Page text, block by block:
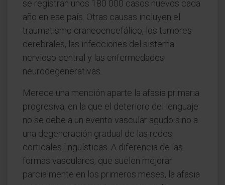
se registran unos 180 000 casos nuevos cada
año en ese país. Otras causas incluyen el
traumatismo craneoencefálico, los tumores
cerebrales, las infecciones del sistema
nervioso central y las enfermedades
neurodegenerativas.
Merece una mención aparte la afasia primaria
progresiva, en la que el deterioro del lenguaje
no se debe a un evento vascular agudo sino a
una degeneración gradual de las redes
corticales lingüísticas. A diferencia de las
formas vasculares, que suelen mejorar
parcialmente en los primeros meses, la afasia